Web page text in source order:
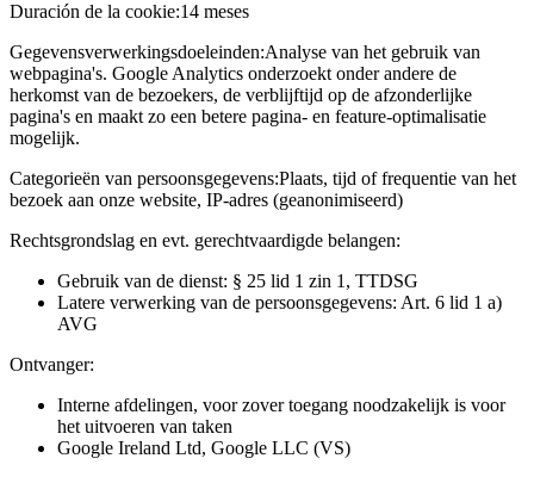
Duración de la cookie:14 meses
Gegevensverwerkingsdoeleinden:Analyse van het gebruik van
webpagina's. Google Analytics onderzoekt onder andere de
herkomst van de bezoekers, de verblijftijd op de afzonderlijke
pagina's en maakt zo een betere pagina- en feature-optimalisatie
mogelijk.
Categorieën van persoonsgegevens:Plaats, tijd of frequentie van het
bezoek aan onze website, IP-adres (geanonimiseerd)
Rechtsgrondslag en evt. gerechtvaardigde belangen:
Gebruik van de dienst: § 25 lid 1 zin 1, TTDSG
Latere verwerking van de persoonsgegevens: Art. 6 lid 1 a)
AVG
Ontvanger:
Interne afdelingen, voor zover toegang noodzakelijk is voor
het uitvoeren van taken
Google Ireland Ltd, Google LLC (VS)